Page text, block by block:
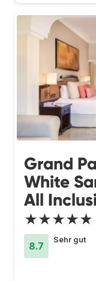
Grand
White
All
★★★★★
8.7
Sehr gut